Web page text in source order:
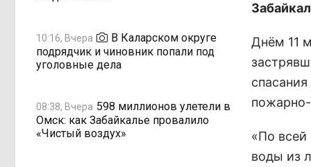
10:16, Вчера
В Каларском округе
подрядчик и чиновник попали под
уголовные дела
08:38, Вчера 598 миллионов улетели в
Омск: как Забайкалье провалило
«Чистый воздух»
Днём 11
пожарно-
«По
воды из